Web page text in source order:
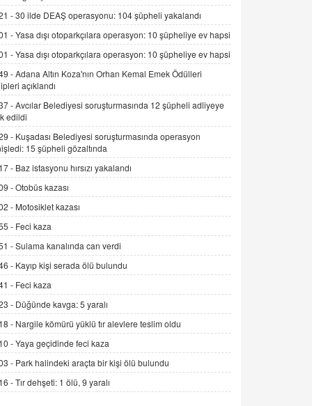
AV. DOĞAN CAN DOĞAN
Kişisel verilerin korunması ve dijital
hukukun gelişimi
15.09.2025 16:17
SEHER EREK
Kış Ayları Geldi, Hangi Önlemler
Alınmalı?
İNCİ GÜL AKÖL
Trump Keşke Adana'yı da Ziyaret Etse...
06.07.2026 13:00
ADEM AKÖL
Esed Destekçilerinin Yüzüne Vurulan
Şamar: Sednaya
11.12.2024 12:30
DR. EKREM ASLAN
Gerçek Ne, Algı Ne? "Beraber
Yürüyoruz" Cümlesinin Peşinden
19.07.2025 12:45
GÖNÜL MENEKŞE
Şifacının Yolu
04.11.2025 12:56
-30 ilde DEAŞ operasyonu: 104 şüpheli yakalandı
-Yasa dışı otoparkçılara operasyon: 10 şüpheliye ev hapsi
-Yasa dışı otoparkçılara operasyon: 10 şüpheliye ev hapsi
-Adana Altın Koza'nın Orhan Kemal Emek Ödülleri
açıklandı
-Avcılar Belediyesi soruşturmasında 12 şüpheli adliyeye
edildi
- Kuşadası Belediyesi soruşturmasında operasyon
15 şüpheli gözaltında
- Baz istasyonu hırsızı yakalandı
-Otobüs kazası
- Motosiklet kazası
- Feci kaza
-Sulama kanalında can verdi
- Kayıp kişi serada ölü bulundu
- Feci kaza
- Düğünde kavga: 5 yaralı
- Nargile kömürü yüklü tır alevlere teslim oldu
-Yaya geçidinde feci kaza
- Park halindeki araçta bir kişi ölü bulundu
-Tır dehşeti: 1 ölü, 9 yaralı